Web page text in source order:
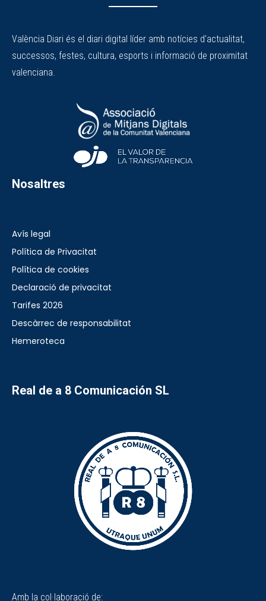
València Diari és el diari digital líder amb notícies d'actualitat,
successos, festes, cultura, esports i informació de proximitat
valenciana.
Nosaltres
Avís legal
Política de Privacitat
Política de cookies
Declaració de privacitat
Tarifes 2026
Descàrrec de responsabilitat
Hemeroteca
Real de a 8 Comunicación SL
Amb la col·laboració de: